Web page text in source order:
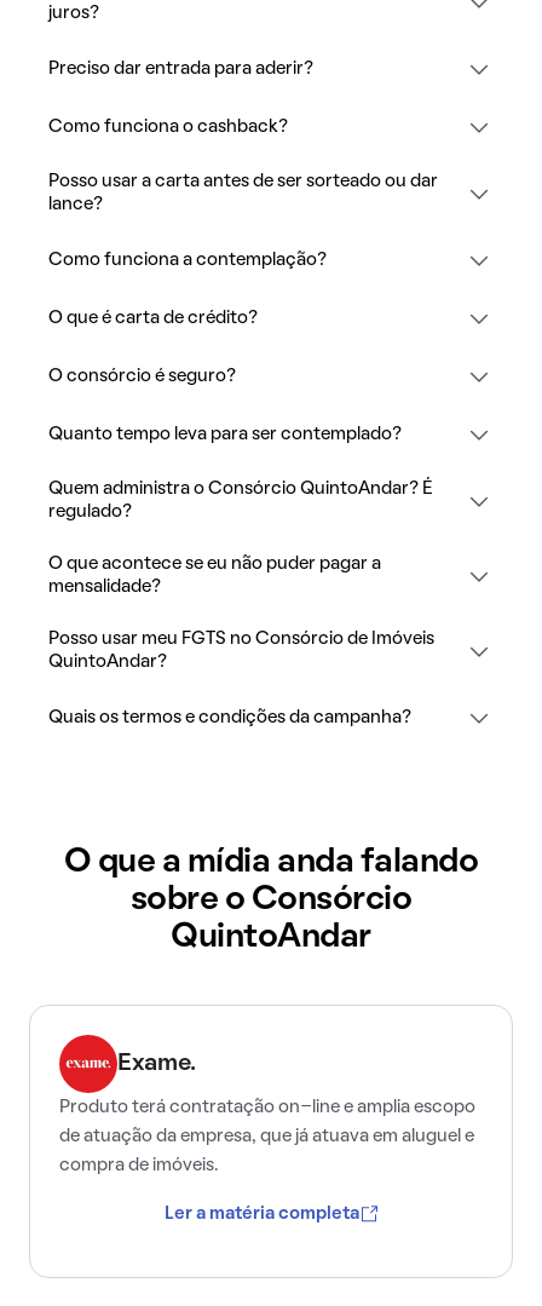
juros?
Preciso dar entrada para aderir?
Como funciona o cashback?
Posso usar a carta antes de ser sorteado ou dar
lance?
Como funciona a contemplação?
O que é carta de crédito?
O consórcio é seguro?
Quanto tempo leva para ser contemplado?
Quem administra o Consórcio QuintoAndar? É
regulado?
O que acontece se eu não puder pagar a
mensalidade?
Posso usar meu FGTS no Consórcio de Imóveis
QuintoAndar?
Quais os termos e condições da campanha?
O que a mídia anda falando
sobre o Consórcio
QuintoAndar
Exame.
Produto terá contratação on-line e amplia escopo
de atuação da empresa, que já atuava em aluguel e
compra de imóveis.
Ler a matéria completa